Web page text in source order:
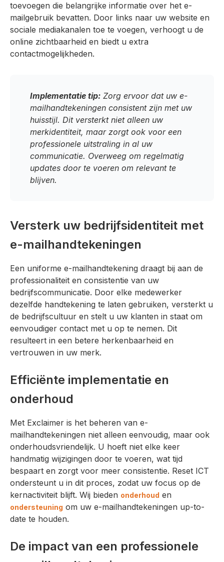
toevoegen die belangrijke informatie over het e-
mailgebruik bevatten. Door links naar uw website en
sociale mediakanalen toe te voegen, verhoogt u de
online zichtbaarheid en biedt u extra
contactmogelijkheden.
Implementatie tip: Zorg ervoor dat uw e-
mailhandtekeningen consistent zijn met uw
huisstijl. Dit versterkt niet alleen uw
merkidentiteit, maar zorgt ook voor een
professionele uitstraling in al uw
communicatie. Overweeg om regelmatig
updates door te voeren om relevant te
blijven.
Versterk uw bedrijfsidentiteit met
e-mailhandtekeningen
Een uniforme e-mailhandtekening draagt bij aan de
professionaliteit en consistentie van uw
bedrijfscommunicatie. Door elke medewerker
dezelfde handtekening te laten gebruiken, versterkt u
de bedrijfscultuur en stelt u uw klanten in staat om
eenvoudiger contact met u op te nemen. Dit
resulteert in een betere herkenbaarheid en
vertrouwen in uw merk.
Efficiënte implementatie en
onderhoud
Met Exclaimer is het beheren van e-
mailhandtekeningen niet alleen eenvoudig, maar ook
onderhoudsvriendelijk. U hoeft niet elke keer
handmatig wijzigingen door te voeren, wat tijd
bespaart en zorgt voor meer consistentie. Reset ICT
ondersteunt u in dit proces, zodat uw focus op de
kernactiviteit blijft. Wij bieden onderhoud en
ondersteuning om uw e-mailhandtekeningen up-to-
date te houden.
De impact van een professionele